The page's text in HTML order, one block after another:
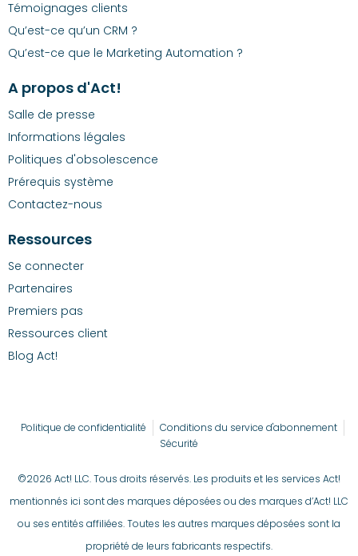
Témoignages clients
Qu’est-ce qu’un CRM ?
Qu’est-ce que le Marketing Automation ?
A propos d'Act!
Salle de presse
Informations légales
Politiques d'obsolescence
Prérequis système
Contactez-nous
Ressources
Se connecter
Partenaires
Premiers pas
Ressources client
Blog Act!
Politique de confidentialité
Conditions du service d'abonnement
Sécurité
©2026 Act! LLC. Tous droits réservés. Les produits et les services Act!
mentionnés ici sont des marques déposées ou des marques d’Act! LLC
ou ses entités affiliées. Toutes les autres marques déposées sont la
propriété de leurs fabricants respectifs.